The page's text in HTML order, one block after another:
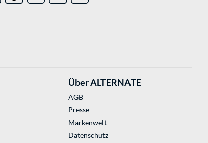
Über ALTERNATE
AGB
Presse
Markenwelt
Datenschutz